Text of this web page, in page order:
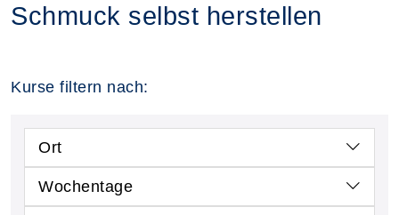
Schmuck selbst herstellen
Kurse filtern nach:
Ort
Wochentage